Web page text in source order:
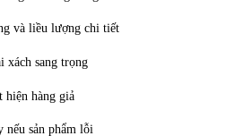
và liều lượng chi tiết
xách sang trọng
hiện hàng giả
sản phẩm lỗi